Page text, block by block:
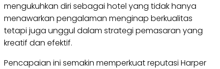
mengukuhkan diri sebagai hotel yang tidak hanya
menawarkan pengalaman menginap berkualitas
tetapi juga unggul dalam strategi pemasaran yang
kreatif dan efektif.
Pencapaian ini semakin memperkuat reputasi Harper